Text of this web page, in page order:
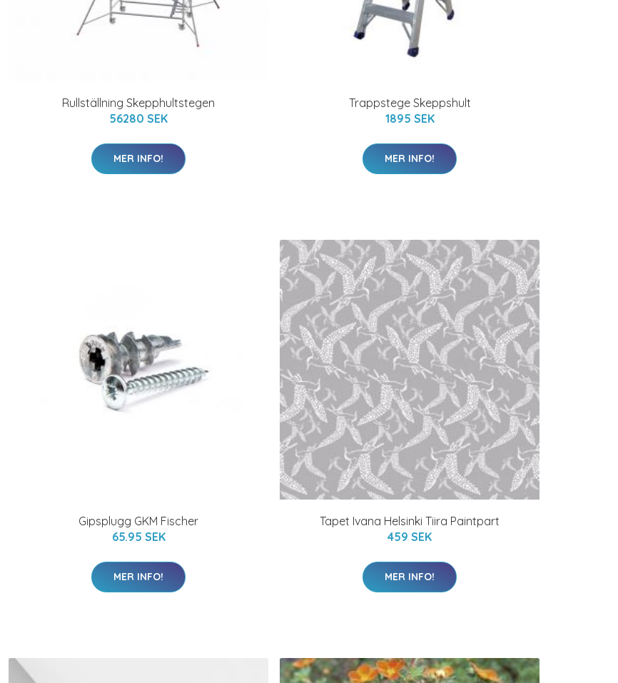
Rullställning Skepphultstegen
56280 SEK
MER INFO!
Trappstege Skeppshult
1895 SEK
MER INFO!
Gipsplugg GKM Fischer
65.95 SEK
MER INFO!
Tapet Ivana Helsinki Tiira Paintpart
459 SEK
MER INFO!